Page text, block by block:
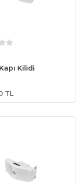
Kilidi
TL